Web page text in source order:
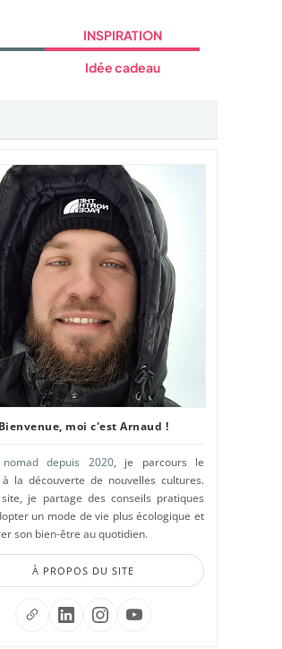
INSPIRATION
Idée cadeau
Bienvenue, moi c'est Arnaud !
depuis 2020, je parcours le
à la découverte de nouvelles cultures.
je partage des conseils pratiques
un mode de vie plus écologique et
son bien-être au quotidien.
À PROPOS DU SITE